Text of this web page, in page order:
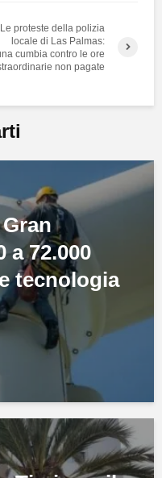
Le proteste della polizia
locale di Las Palmas:
cumbia contro le ore
non pagate
a 72.000
tecnologia